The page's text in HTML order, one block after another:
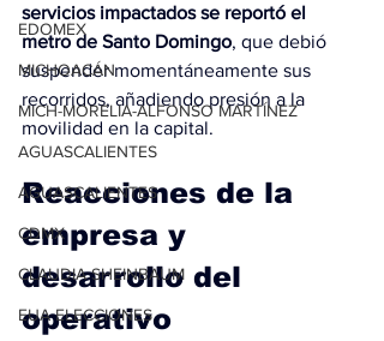
EDOMEX
MICHOACÁN
MICH-MORELIA-ALFONSO MARTÍNEZ
AGUASCALIENTES
AGUASCALIENTES
CDMX
CLAUDIA SHEINBAUM
EUA ELECCIONES
servicios impactados se reportó el
metro de Santo Domingo, que debió
suspender momentáneamente sus
recorridos, añadiendo presión a la
movilidad en la capital.
Reacciones de la
empresa y
desarrollo del
operativo